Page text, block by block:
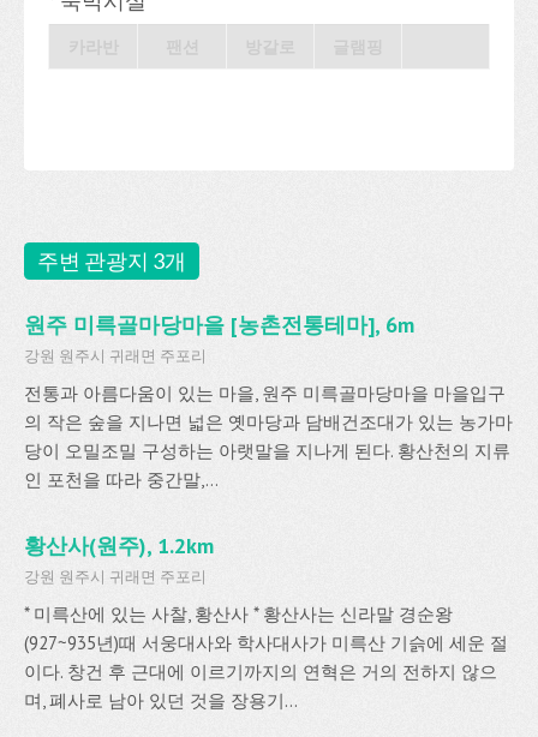
주변 관광지 3개
원주 미륵골마당마을 [농촌전통테마], 6m
강원 원주시 귀래면 주포리
전통과 아름다움이 있는 마을, 원주 미륵골마당마을 마을입구
의 작은 숲을 지나면 넓은 옛마당과 담배건조대가 있는 농가마
당이 오밀조밀 구성하는 아랫말을 지나게 된다. 황산천의 지류
인 포천을 따라 중간말,...
황산사(원주), 1.2km
강원 원주시 귀래면 주포리
* 미륵산에 있는 사찰, 황산사 * 황산사는 신라말 경순왕
(927~935년)때 서웅대사와 학사대사가 미륵산 기슭에 세운 절
이다. 창건 후 근대에 이르기까지의 연혁은 거의 전하지 않으
며, 폐사로 남아 있던 것을 장용기...